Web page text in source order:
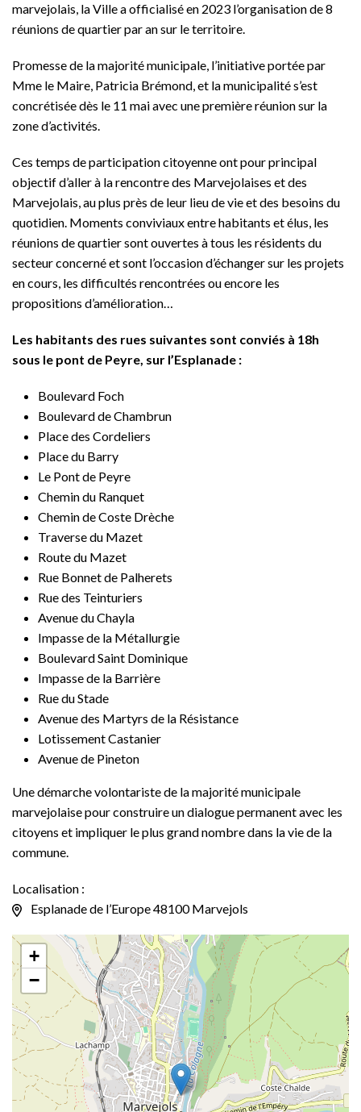
marvejolais, la Ville a officialisé en 2023 l’organisation de 8
réunions de quartier par an sur le territoire.
Promesse de la majorité municipale, l’initiative portée par
Mme le Maire, Patricia Brémond, et la municipalité s’est
concrétisée dès le 11 mai avec une première réunion sur la
zone d’activités.
Ces temps de participation citoyenne ont pour principal
objectif d’aller à la rencontre des Marvejolaises et des
Marvejolais, au plus près de leur lieu de vie et des besoins du
quotidien. Moments conviviaux entre habitants et élus, les
réunions de quartier sont ouvertes à tous les résidents du
secteur concerné et sont l’occasion d’échanger sur les projets
en cours, les difficultés rencontrées ou encore les
propositions d’amélioration…
Les habitants des rues suivantes sont conviés à 18h
sous le pont de Peyre, sur l’Esplanade :
Boulevard Foch
Boulevard de Chambrun
Place des Cordeliers
Place du Barry
Le Pont de Peyre
Chemin du Ranquet
Chemin de Coste Drèche
Traverse du Mazet
Route du Mazet
Rue Bonnet de Palherets
Rue des Teinturiers
Avenue du Chayla
Impasse de la Métallurgie
Boulevard Saint Dominique
Impasse de la Barrière
Rue du Stade
Avenue des Martyrs de la Résistance
Lotissement Castanier
Avenue de Pineton
Une démarche volontariste de la majorité municipale
marvejolaise pour construire un dialogue permanent avec les
citoyens et impliquer le plus grand nombre dans la vie de la
commune.
Localisation :
Esplanade de l’Europe 48100 Marvejols
+
−